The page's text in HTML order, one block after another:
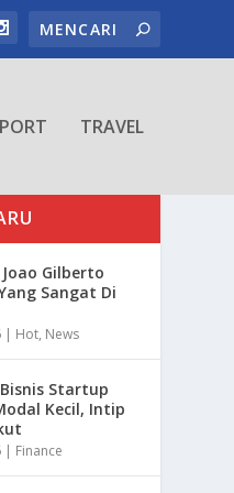
TRAVEL
Gilberto
Sangat Di
| Hot, News
Startup
Kecil, Intip
| Finance